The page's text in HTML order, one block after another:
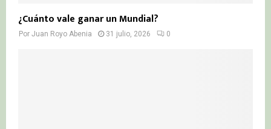
¿Cuánto vale ganar un Mundial?
Por Juan Royo Abenia 31 julio, 2026 0